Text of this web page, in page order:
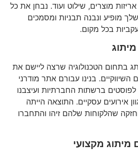
מוצרים, שילוט ועוד. נבחן את כל
מופיע ונבנה תבניות ומסמכים
בכל מקום.
בתחום הטכנולוגיה שרצה ליישם את
השיווקיים. בנינו עבורם אתר מודרני
לפוסטים ברשתות החברתיות ועיצבנו
אירועים עסקיים. התוצאה הייתה
שהלקוחות שלהם זיהו והתחברו
מיתוג מקצועי